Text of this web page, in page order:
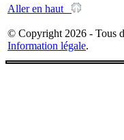
Aller en haut
© Copyright 2026 - Tous
Information légale.